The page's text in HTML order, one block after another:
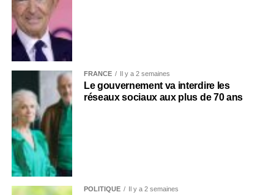
FRANCE Il y a 2 semaines
Le gouvernement va interdire les
réseaux sociaux aux plus de 70 ans
POLITIQUE Il y a 2 semaines